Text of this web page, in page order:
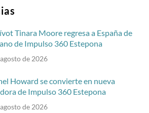
Tinara Moore regresa a España de
de Impulso 360 Estepona
de 2026
Howard se convierte en nueva
de Impulso 360 Estepona
de 2026